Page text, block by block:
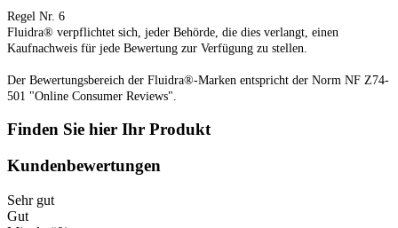
Regel Nr. 6
Fluidra® verpflichtet sich, jeder Behörde, die dies verlangt, einen
Kaufnachweis für jede Bewertung zur Verfügung zu stellen.
Der Bewertungsbereich der Fluidra®-Marken entspricht der Norm NF Z74-
501 "Online Consumer Reviews".
Finden Sie hier Ihr Produkt
Kundenbewertungen
Sehr gut
Gut